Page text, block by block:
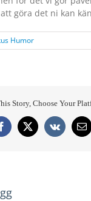
göra det ni kan
Humor
Story, Choose Your
Facebook
X Vk
E-